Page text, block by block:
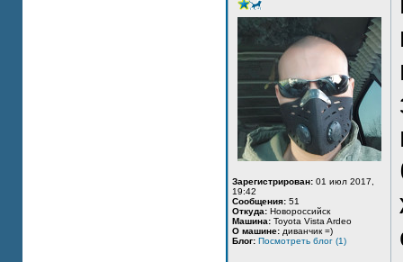
Зарегистрирован: 01 июл 2017,
19:42
Сообщения: 51
Откуда: Новороссийск
Машина: Toyota Vista Ardeo
О машине: диванчик =)
Блог: Посмотреть блог (1)